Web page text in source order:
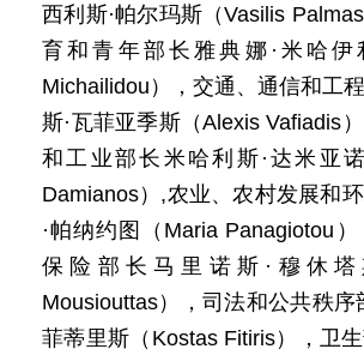
西利斯·帕尔玛斯（Vasilis
育和青年部长雅典娜·米哈伊
Michailidou），交通、通信和工
斯·瓦菲亚季斯（Alexis Vafiadis
和工业部长米哈利斯·达米亚
Damianos）,农业、农村发展和
·帕纳约图（Maria Panagiotou
保险部长马里诺斯·穆休塔
Mousiouttas），司法和公共秩序
菲蒂里斯（Kostas Fitiris），卫